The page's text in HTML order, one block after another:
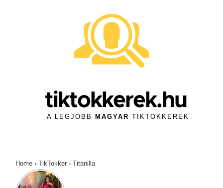
tiktokkerek.hu
A LEGJOBB MAGYAR TIKTOKKEREK
Home › TikTokker › Titanilla